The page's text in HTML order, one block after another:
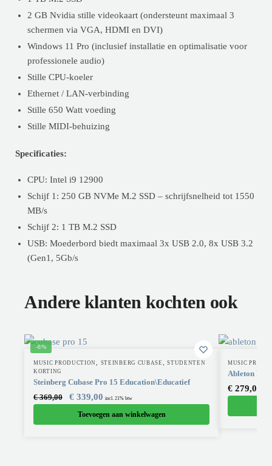
2 GB Nvidia stille videokaart (ondersteunt maximaal 3
schermen via VGA, HDMI en DVI)
Windows 11 Pro (inclusief installatie en optimalisatie voor
professionele audio)
Stille CPU-koeler
Ethernet / LAN-verbinding
Stille 650 Watt voeding
Stille MIDI-behuizing
Specificaties:
CPU: Intel i9 12900
Schijf 1: 250 GB NVMe M.2 SSD – schrijfsnelheid tot 1550
MB/s
Schijf 2: 1 TB M.2 SSD
USB: Moederbord biedt maximaal 3x USB 2.0, 8x USB 3.2
(Gen1, 5Gb/s
Andere klanten kochten ook
-8%
MUSIC PRODUCTION STEINBERG CUBASE ,STUDENTEN
KORTING
Steinberg Cubase Pro 15 Education\Educatief
€369,00 € 339,00 incl. 21% btw
Toevoegen aan winkelwagen
MUSIC
Ableton
€ 279,00